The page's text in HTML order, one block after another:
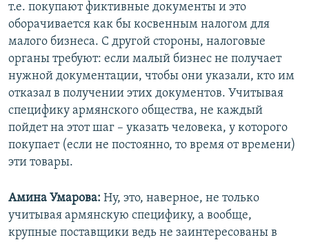
т.е. покупают фиктивные документы и это
оборачивается как бы косвенным налогом для
малого бизнеса. С другой стороны, налоговые
органы требуют: если малый бизнес не получает
нужной документации, чтобы они указали, кто им
отказал в получении этих документов. Учитывая
специфику армянского общества, не каждый
пойдет на этот шаг – указать человека, у которого
покупает (если не постоянно, то время от времени)
эти товары.
Амина Умарова: Ну, это, наверное, не только
учитывая армянскую специфику, а вообще,
крупные поставщики ведь не заинтересованы в